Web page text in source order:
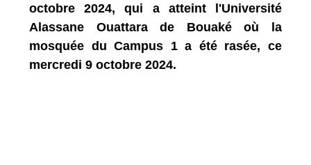
octobre 2024, qui a atteint l'Université
Alassane Ouattara de Bouaké où la
mosquée du Campus 1 a été rasée, ce
mercredi 9 octobre 2024.